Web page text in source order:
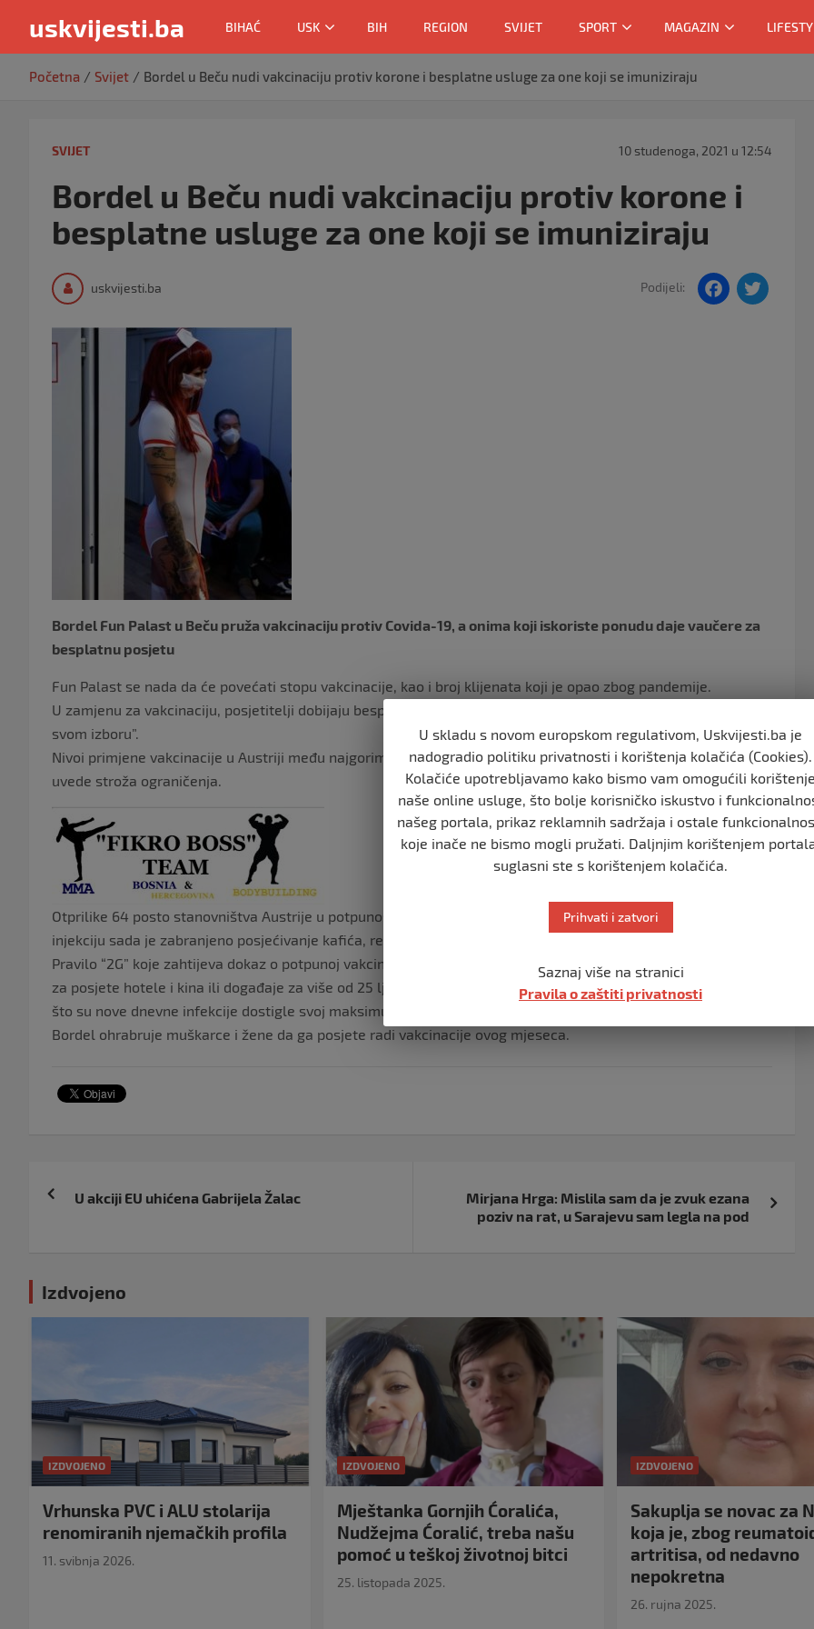
uskvijesti.ba BIHAĆ USK BIH REGION SVIJET SPORT MAGAZIN
Početna Svijet Bordel u Beču nudi vakcinaciju protiv korone i besplatne usluge za one koji se imuniziraju
SVIJET 10 studenoga, 2021 u 12:54
Bordel u Beču nudi vakcinaciju protiv korone i
besplatne usluge za one koji se imuniziraju
uskvijesti.ba Podijeli:
F
Bordel Fun Palast u Beču pruža vakcinaciju protiv Covida-19, a onima koji iskoriste ponudu daje vaučere za
besplatnu posjetu
Fun Palast se nada da će povećati stopu vakcinacije, kao i broj klijenata koji je opao zbog pandemije.
U zamjenu za vakcinaciju, posjetitelji dobijaju besplatno 30-minutnu sesiju u “sauna klubu” sa “damom po
svom izboru”.
Nivoi primjene vakcinacije u Austriji među najgorima su u zapadnoj Evropi što je dovelo do toga da vlada
uvede stroža ograničenja.
Otprilike 64 posto stanovništva Austrije u potpunosti je vakcinisano protiv Covid-19, a onima koji nisu primili
injekciju sada je zabranjeno posjećivanje kafića, restorana i frizera.
Pravilo “2G” koje zahtijeva dokaz o potpunoj vakcinaciji ili oporavku od korona virusa također će biti na snazi
za posjete hotele i kina ili događaje za više od 25 ljudi. Nova pravila, objavljena u petak, uslijedila su nakon
što su nove dnevne infekcije dostigle svoj maksimum u gotovo godinu dana.
Bordel ohrabruje muškarce i žene da ga posjete radi vakcinacije ovog mjeseca.
Navigacija
objava
U akciji EU uhićena Gabrijela Žalac
Mirjana Hrga: Mislila sam da je zvuk ezana
poziv na rat, u Sarajevu sam legla na pod
Izdvojeno
IZDVOJENO
Vrhunska PVC i ALU stolarija
renomiranih njemačkih profila
11. svibnja 2026.
IZDVOJENO
Mještanka Gornjih Ćoralića,
Nudžejma Ćoralić, treba našu
pomoć u teškoj životnoj bitci
25. listopada 2025.
IZDVOJENO
Sakuplja se novac za
koja je, zbog
artritisa, od nedavno
nepokretna
26. rujna 2025.
U skladu s novom europskom regulativom, Uskvijesti.ba je
nadogradio politiku privatnosti i korištenja kolačića (Cookies).
Kolačiće upotrebljavamo kako bismo vam omogućili
naše online usluge, što bolje korisničko iskustvo i
našeg portala, prikaz reklamnih sadržaja i ostale
koje inače ne bismo mogli pružati. Daljnjim korištenjem
suglasni ste s korištenjem kolačića.
Prihvati i zatvori
Saznaj više na stranici
Pravila o zaštiti privatnosti